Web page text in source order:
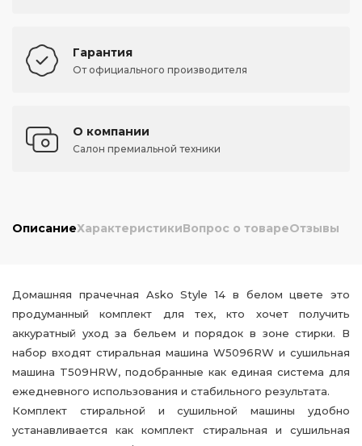
Гарантия
От официального производителя
О компании
Салон премиальной техники
ОписаниеХарактеристикиВопрос о товареОтзывы
Домашняя прачечная Asko Style 14 в белом цвете это
продуманный комплект для тех, кто хочет получить
аккуратный уход за бельем и порядок в зоне стирки. В
набор входят стиральная машина W5096RW и сушильная
машина T509HRW, подобранные как единая система для
ежедневного использования и стабильного результата.
Комплект стиральной и сушильной машины удобно
устанавливается как комплект стиральная и сушильная